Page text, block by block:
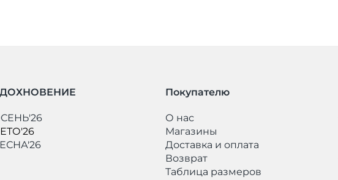
Покупателю
О нас
Магазины
Доставка и оплата
Возврат
Таблица размеров